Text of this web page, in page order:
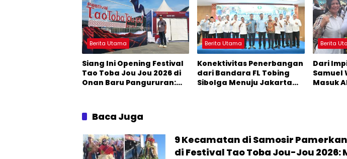
Berita Utama
Siang Ini Opening Festival
Tao Toba Jou Jou 2026 di
Onan Baru Pangururan:
Berita Utama
Konektivitas Penerbangan
dari Bandara FL Tobing
Sibolga Menuju Jakarta
Berita
Dari
Samuel
Masuk
Baca Juga
9 Kecamatan di Samosir
di Festival Tao Toba Jou-Jou